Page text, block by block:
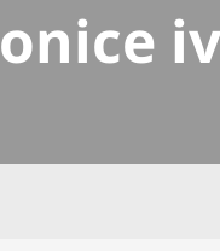
onice